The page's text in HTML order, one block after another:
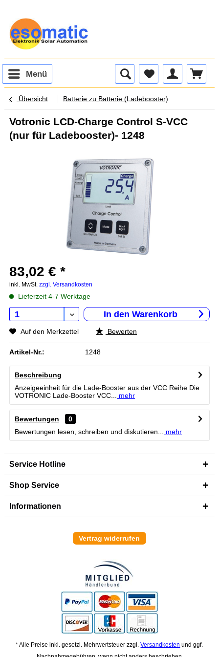
Menü
Übersicht Batterie zu Batterie (Ladebooster)
Votronic LCD-Charge Control S-VCC
(nur für Ladebooster)- 1248
83,02 € *
inkl. MwSt. zzgl. Versandkosten
Lieferzeit 4-7 Werktage
In den Warenkorb
Auf den Merkzettel Bewerten
Artikel-Nr.: 1248
Beschreibung
Anzeigeeinheit für die Lade-Booster aus der VCC Reihe Die
VOTRONIC Lade-Booster VCC...
mehr
Bewertungen
0
Bewertungen lesen, schreiben und diskutieren...
mehr
Service Hotline
Shop Service
Informationen
Vertrag widerrufen
* Alle Preise inkl. gesetzl. Mehrwertsteuer zzgl.Versandkosten und ggf.